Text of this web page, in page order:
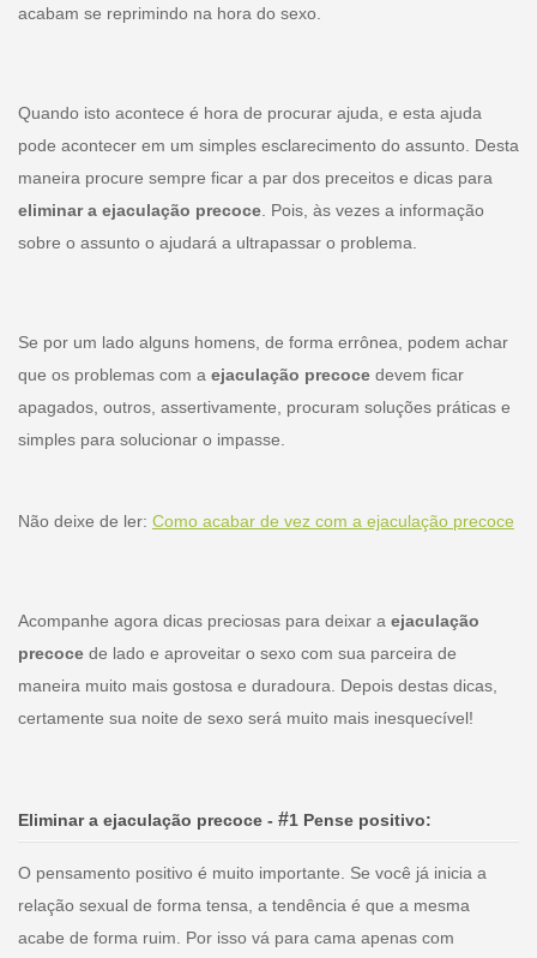
acabam se reprimindo na hora do sexo.
Quando isto acontece é hora de procurar ajuda, e esta ajuda
pode acontecer em um simples esclarecimento do assunto. Desta
maneira procure sempre ficar a par dos preceitos e dicas para
eliminar a ejaculação precoce. Pois, às vezes a informação
sobre o assunto o ajudará a ultrapassar o problema.
Se por um lado alguns homens, de forma errônea, podem achar
que os problemas com a ejaculação precocedevem ficar
apagados, outros, assertivamente, procuram soluções práticas e
simples para solucionar o impasse.
Não deixe de ler: Como acabar de vez com a ejaculação precoce
Acompanhe agora dicas preciosas para deixar a ejaculação
precocede lado e aproveitar o sexo com sua parceira de
maneira muito mais gostosa e duradoura. Depois destas dicas,
certamente sua noite de sexo será muito mais inesquecível!
Eliminar a ejaculação precoce- #1 Pense positivo:
O pensamento positivo é muito importante. Se você já inicia a
relação sexual de forma tensa, a tendência é que a mesma
acabe de forma ruim. Por isso vá para cama apenas com